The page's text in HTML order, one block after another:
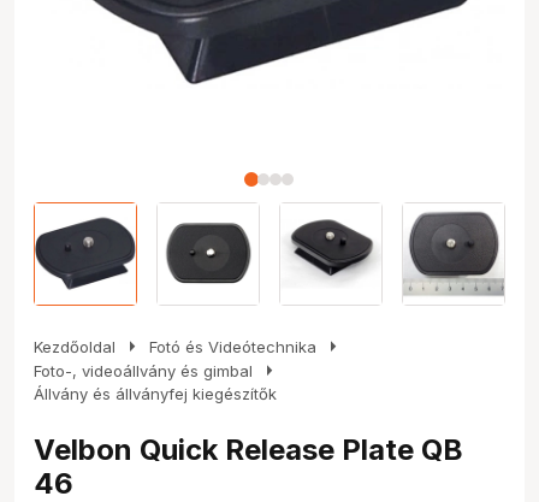
Kezdőoldal arrow_right Fotó és Videótechnika arrow_right
Foto-, videoállvány és gimbal arrow_right
Állvány és állványfej kiegészítők
Velbon Quick Release Plate QB
46